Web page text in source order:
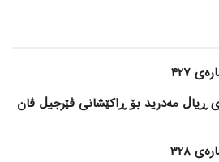
427
ڕیاڵ مەدرید بۆ ڕاکێشانی ڤێرجیڵ ڤان
328